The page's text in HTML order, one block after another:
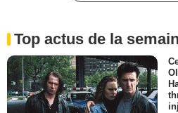
Top actus de la